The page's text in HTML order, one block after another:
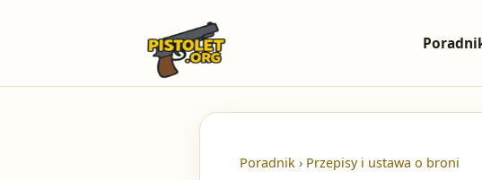
Poradnik › Przepisy i ustawa o broni